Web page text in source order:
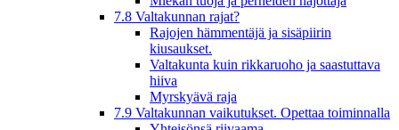
7.8 Valtakunnan rajat?
Rajojen hämmentäjä ja sisäpiirin
kiusaukset.
Valtakunta kuin rikkaruoho ja saastuttava
hiiva
Myrskyävä raja
7.9 Valtakunnan vaikutukset. Opettaa toiminnalla